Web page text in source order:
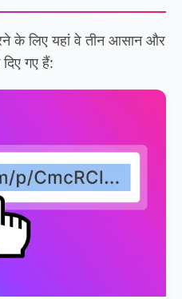
के लिए यहां वे तीन आसान और
गए हैं: